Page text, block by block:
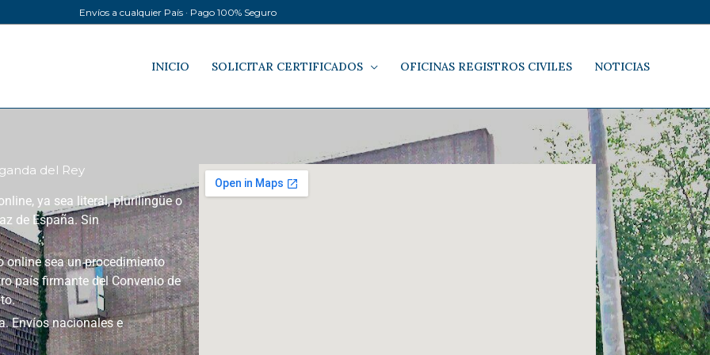
Envíos a cualquier País · Pago 100% Seguro
INICIO SOLICITAR CERTIFICADOS OFICINAS REGISTROS CIVILES NOTICIAS
del Rey
ya sea literal, plurilingüe o
de España. Sin
online sea un procedimiento
país firmante del Convenio de
Envíos nacionales e